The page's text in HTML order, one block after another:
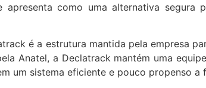
como uma alternativa segura
é a estrutura mantida pela empresa
Anatel, a Declatrack mantém uma
um sistema eficiente e pouco propenso a